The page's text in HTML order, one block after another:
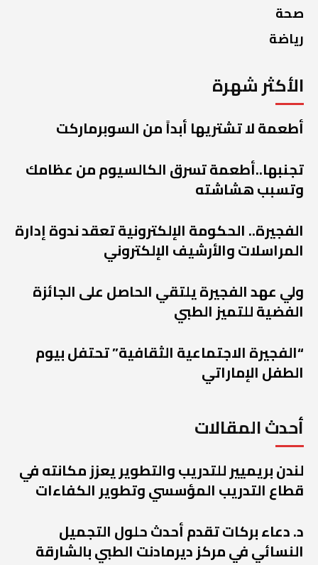
صحة
رياضة
الأكثر شهرة
أطعمة لا تشتريها أبداً من السوبرماركت
تجنبها..أطعمة تسرق الكالسيوم من عظامك
وتسبب هشاشته
الفجيرة.. الحكومة الإلكترونية تعقد ندوة إدارة
المراسلات والأرشيف الإلكتروني
ولي عهد الفجيرة يلتقي الحاصل على الجائزة
الفضية للتميز الطبي
“الفجيرة الاجتماعية الثقافية” تحتفل بيوم
الطفل الإماراتي
أحدث المقالات
لندن بريميير للتدريب والتطوير يعزز مكانته في
قطاع التدريب المؤسسي وتطوير الكفاءات
د. دعاء بركات تقدم أحدث حلول التجميل
النسائي في مركز ديرمادنت الطبي بالشارقة